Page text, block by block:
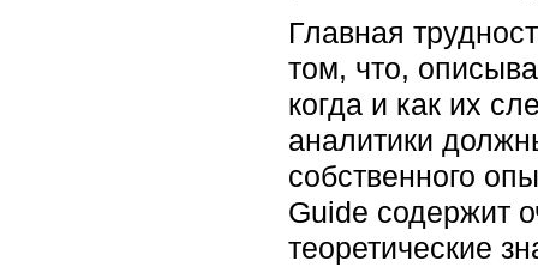
Главная
том, что,
когда и как их
аналитики
собственного
Guide содержит
теоретические